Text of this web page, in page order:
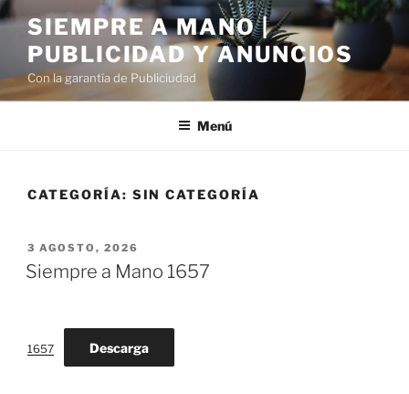
Saltar
contenido
SIEMPRE A MANO |
PUBLICIDAD Y ANUNCIOS
Con la garantía de Publiciudad
Menú
CATEGORÍA: SIN CATEGORÍA
PUBLICADO
EL
3 AGOSTO, 2026
Siempre a Mano 1657
1657 Descarga